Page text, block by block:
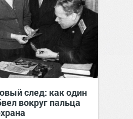
след: как один
вокруг пальца